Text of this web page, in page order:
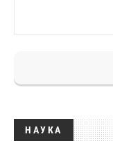
НАУКА